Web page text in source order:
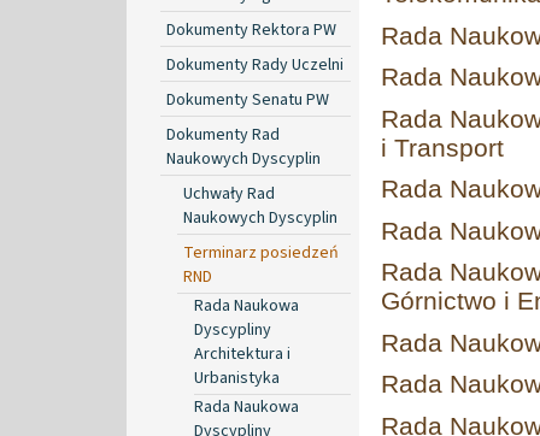
Dokumenty Rektora PW
Dokumenty Rady Uczelni
Dokumenty Senatu PW
Dokumenty Rad
Naukowych Dyscyplin
Uchwały Rad
Naukowych Dyscyplin
Terminarz posiedzeń
RND
Rada Naukowa
Dyscypliny
Architektura i
Urbanistyka
Rada Naukowa
Dyscypliny
Rada
Rada
Rada
i Transport
Rada
Rada
Rada
Górnictwo i
Rada
Rada
Rada